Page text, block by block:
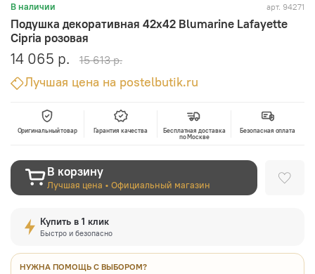
В наличии арт. 94271
Подушка декоративная 42х42 Blumarine Lafayette
Cipria розовая
14 065 р. 15 613 р.
Лучшая цена на postelbutik.ru
Оригинальный товар Гарантия качества
Бесплатная доставка
по Москве
Безопасная оплата
В корзину
Лучшая цена • Официальный магазин
Купить в 1 клик
Быстро и безопасно
НУЖНА ПОМОЩЬ С ВЫБОРОМ?